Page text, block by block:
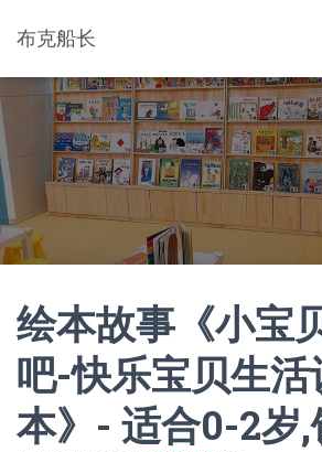
布克船长
绘本故事《小宝
吧-快乐宝贝生
本》- 适合0-2岁,